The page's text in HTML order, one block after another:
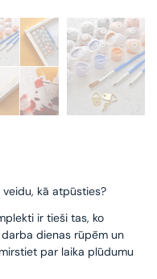
kā atpūsties?
ir tieši tas, ko
dienas rūpēm un
par laika plūdumu